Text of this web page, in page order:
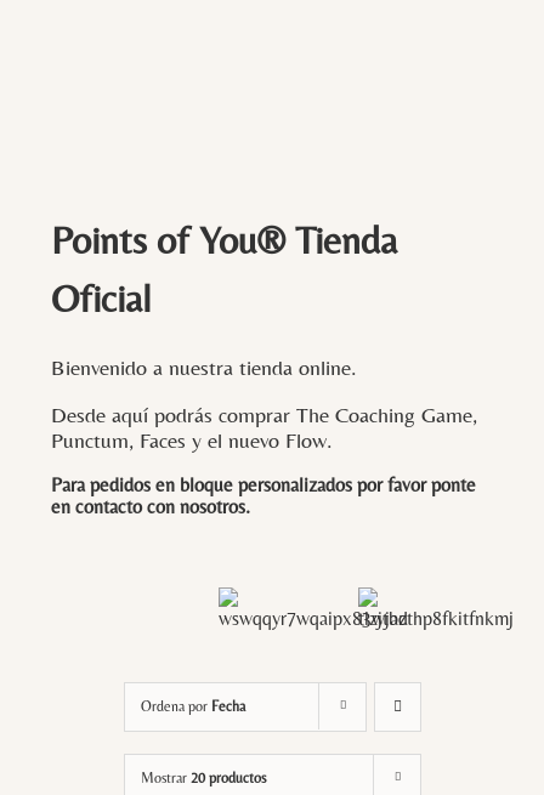
Points of You® Tienda
Oficial
Bienvenido a nuestra tienda online.
Desde aquí podrás comprar The Coaching Game,
Punctum, Faces y el nuevo Flow.
Para pedidos en bloque personalizados por favor ponte
en contacto con nosotros.
Ordena por Fecha
Mostrar 20 productos